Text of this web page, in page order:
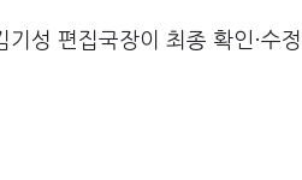
성 편집국장이 최종 확인·수